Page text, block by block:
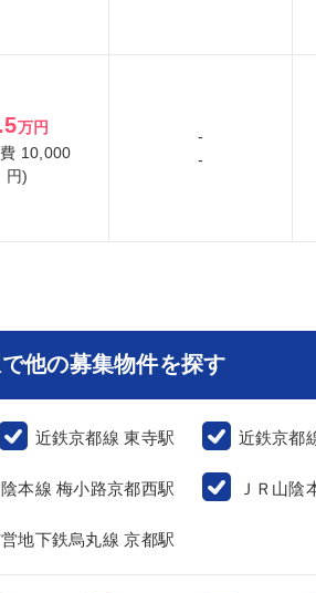
万円
10,000
円)
-
-
他の募集物件を探す
近鉄京都線 東寺駅 近鉄京都
陰本線 梅小路京都西駅 ＪＲ山陰
地下鉄烏丸線 京都駅